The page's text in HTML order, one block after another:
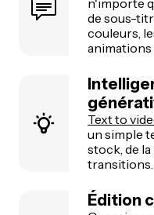
n'importe
de sous-
couleurs,
Text to
un simple
stock, de
transitions.
Édition